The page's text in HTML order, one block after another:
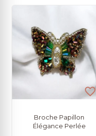
Broche Papillon
Élégance Perlée